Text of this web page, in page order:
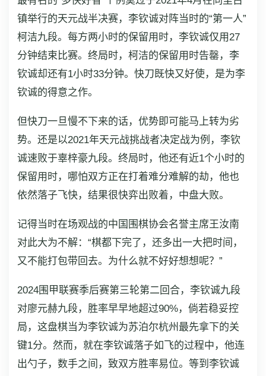
镇举行的天元战半决赛，李钦诚对阵当时的“第一人”
柯洁九段。每方两小时的保留用时，李钦诚仅用27
分钟结束比赛。终局时，柯洁的保留用时告罄，李
钦诚却还有1小时33分钟。快刀既快又好使，是为李
钦诚的得意之作。
但快刀一旦慢不下来的话，优势即可能马上转为劣
势。还是以2021年天元战挑战者决定战为例，李钦
诚速败于辜梓豪九段。终局时，他还有近1个小时的
保留用时，哪怕双方正在打着难分难解的劫，他也
依然落子飞快，结果很快弈出败着，中盘大败。
记得当时在场观战的中国围棋协会名誉主席王汝南
对此大为不解：“棋都下完了，还多出一大把时间，
又不能打包带回去。为什么就不好好想想呢？”
2024围甲联赛季后赛第三轮第二回合，李钦诚九段
对廖元赫九段，胜率早早地超过90%，倘若稳妥控
局，这盘棋当为李钦诚为苏泊尔杭州最先拿下的关
键1分。然而，就在李钦诚落子如飞的过程中，他连
出勺子，数手之间，致双方胜率易位。等到李钦诚